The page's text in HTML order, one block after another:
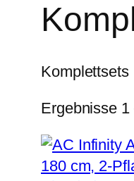
Komplettsets
Ergebnisse